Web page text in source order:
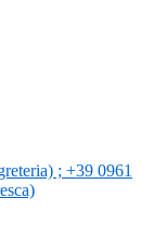
; +39 0961